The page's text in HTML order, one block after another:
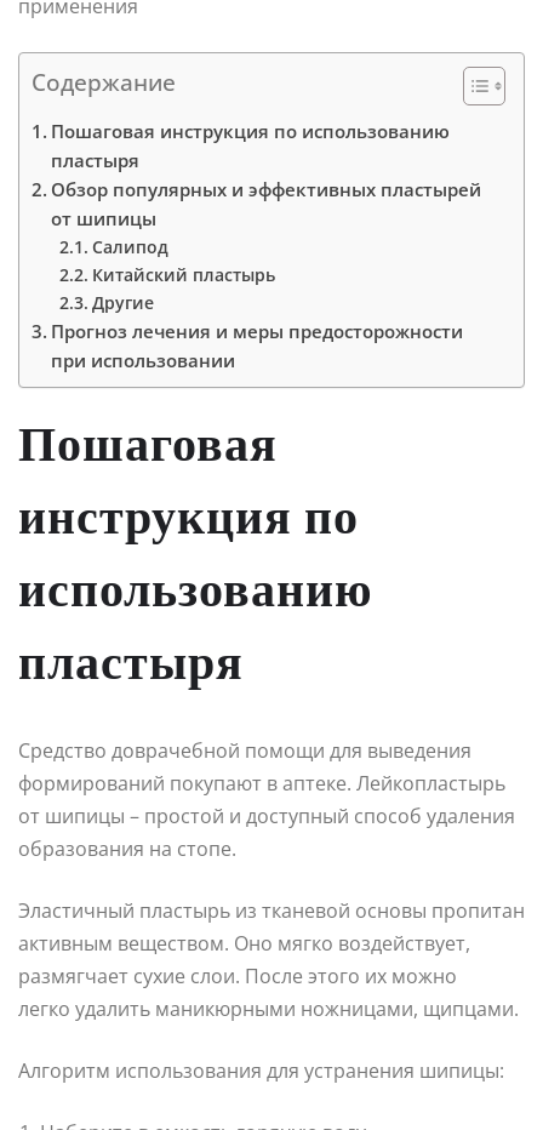
Содержание
Пошаговая инструкция по использованию
пластыря
Обзор популярных и эффективных пластырей
от шипицы
Салипод
Китайский пластырь
Другие
Прогноз лечения и меры предосторожности
при использовании
Пошаговая
инструкция по
использованию
пластыря
Средство доврачебной помощи для выведения
формирований покупают в аптеке. Лейкопластырь
от шипицы – простой и доступный способ удаления
образования на стопе.
Эластичный пластырь из тканевой основы пропитан
активным веществом. Оно мягко воздействует,
размягчает сухие слои. После этого их можно
легко удалить маникюрными ножницами, щипцами.
Алгоритм использования для устранения шипицы: